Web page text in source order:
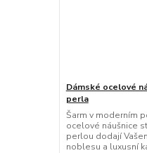
Dámské ocelové
perla
Šarm v moderním
ocelové náušnice
perlou dodají
noblesu a luxusní